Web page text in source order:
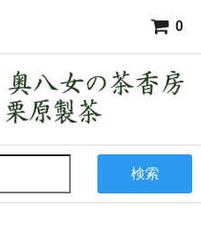
0
検索